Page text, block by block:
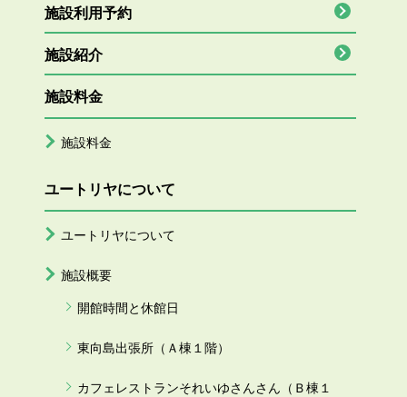
施設利用予約
施設紹介
施設料金
施設料金
ユートリヤについて
ユートリヤについて
施設概要
開館時間と休館日
東向島出張所（Ａ棟１階）
カフェレストランそれいゆさんさん（Ｂ棟１